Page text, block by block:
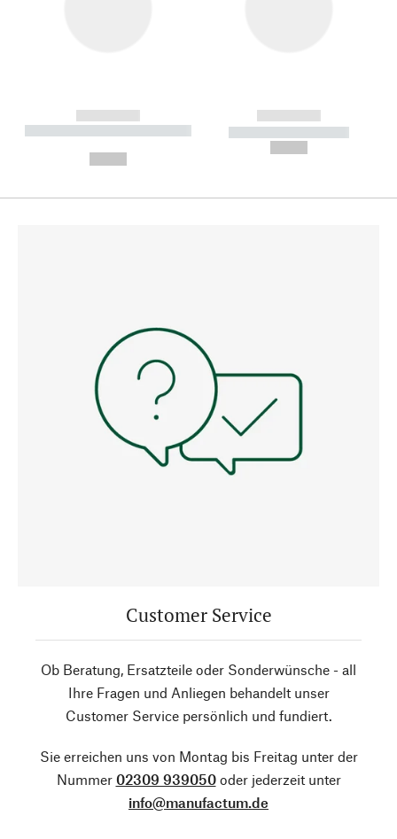
------------
----------- ----------- --------
------------
----------- -----------
Customer Service
Ob Beratung, Ersatzteile oder Sonderwünsche - all
Ihre Fragen und Anliegen behandelt unser
Customer Service persönlich und fundiert.
Sie erreichen uns von Montag bis Freitag unter der
Nummer 02309 939050oder jederzeit unter
info@manufactum.de